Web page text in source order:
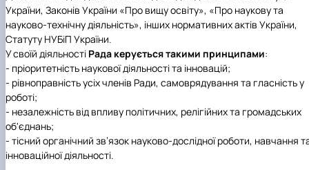
України, Законів України «Про вищу освіту», «Про наукову та
науково-технічну діяльність», інших нормативних актів України,
Статуту НУБіП України.
У своїй діяльності Рада керується такими принципами:
- пріоритетність наукової діяльності та інновацій;
- рівноправність усіх членів Ради, самоврядування та гласність у
роботі;
- незалежність від впливу політичних, релігійних та громадських
об'єднань;
- тісний органічний зв’язок науково-дослідної роботи, навчання
інноваційної діяльності.